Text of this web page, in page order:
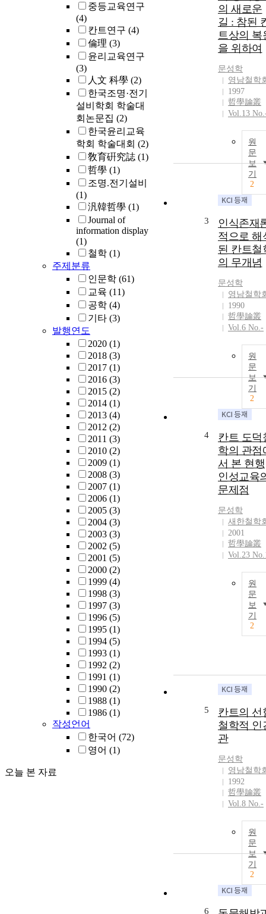
중등교육연구
(4)
칸트연구 (4)
倫理 (3)
윤리교육연구
(3)
人文 科學 (2)
한국조명·전기
설비학회 학술대
회논문집 (2)
한국윤리교육
학회 학술대회 (2)
敎育硏究誌 (1)
哲學 (1)
조명.전기설비
(1)
汎韓哲學 (1)
Journal of
information display
(1)
철학 (1)
주제분류
인문학 (61)
교육 (11)
공학 (4)
기타 (3)
발행연도
2020 (1)
2018 (3)
2017 (1)
2016 (3)
2015 (2)
2014 (1)
2013 (4)
2012 (2)
2011 (3)
2010 (2)
2009 (1)
2008 (3)
2007 (1)
2006 (1)
2005 (3)
2004 (3)
2003 (3)
2002 (5)
2001 (5)
2000 (2)
1999 (4)
1998 (3)
1997 (3)
1996 (5)
1995 (1)
1994 (5)
1993 (1)
1992 (2)
1991 (1)
1990 (2)
1988 (1)
1986 (1)
작성언어
한국어 (72)
영어 (1)
오늘 본 자료
의 새로운
길 : 참된
트상의 복
을 위하여
문성학
영남철학
1997
哲學論叢
Vol.13
원
문
보
기
2
3
인식존재
적으로 해
된 칸트철
의 무개념
문성학
영남철학
1990
哲學論叢
Vol.6 No.-
원
문
보
기
2
4
칸트 도덕
학의 관점
서 본 현행
인성교육
문제점
문성학
새한철학
2001
哲學論叢
Vol.23
원
문
보
기
2
5
칸트의 선
철학적 인
관
문성학
영남철학
1992
哲學論叢
Vol.8 No.-
원
문
보
기
2
6